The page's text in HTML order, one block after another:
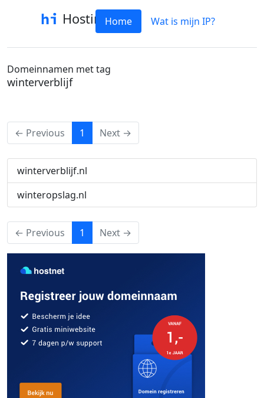
HostinfoHome Wat is mijn IP?
Domeinnamen met tag
winterverblijf
← Previous 1 (current)
Next →
winterverblijf.nl
winteropslag.nl
← Previous 1 (current)
Next →